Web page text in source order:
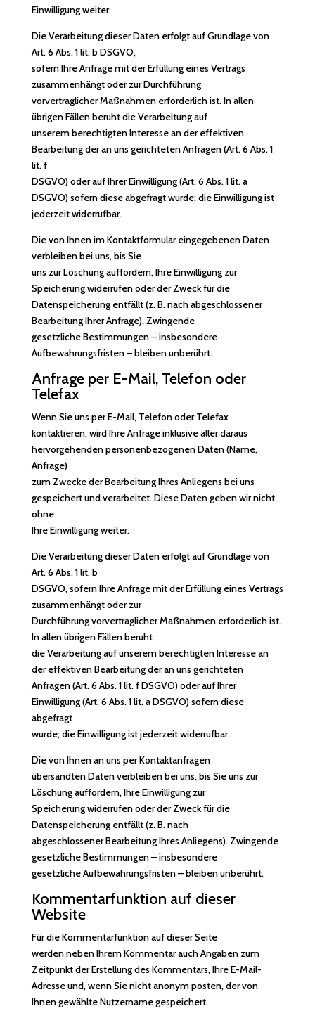
Einwilligung weiter.
Die Verarbeitung dieser Daten erfolgt auf Grundlage von
Art. 6 Abs. 1 lit. b DSGVO,
sofern Ihre Anfrage mit der Erfüllung eines Vertrags
zusammenhängt oder zur Durchführung
vorvertraglicher Maßnahmen erforderlich ist. In allen
übrigen Fällen beruht die Verarbeitung auf
unserem berechtigten Interesse an der effektiven
Bearbeitung der an uns gerichteten Anfragen (Art. 6 Abs. 1
lit. f
DSGVO) oder auf Ihrer Einwilligung (Art. 6 Abs. 1 lit. a
DSGVO) sofern diese abgefragt wurde; die Einwilligung ist
jederzeit widerrufbar.
Die von Ihnen im Kontaktformular eingegebenen Daten
verbleiben bei uns, bis Sie
uns zur Löschung auffordern, Ihre Einwilligung zur
Speicherung widerrufen oder der Zweck für die
Datenspeicherung entfällt (z. B. nach abgeschlossener
Bearbeitung Ihrer Anfrage). Zwingende
gesetzliche Bestimmungen – insbesondere
Aufbewahrungsfristen – bleiben unberührt.
Anfrage per E-Mail, Telefon oder
Telefax
Wenn Sie uns per E-Mail, Telefon oder Telefax
kontaktieren, wird Ihre Anfrage inklusive aller daraus
hervorgehenden personenbezogenen Daten (Name,
Anfrage)
zum Zwecke der Bearbeitung Ihres Anliegens bei uns
gespeichert und verarbeitet. Diese Daten geben wir nicht
ohne
Ihre Einwilligung weiter.
Die Verarbeitung dieser Daten erfolgt auf Grundlage von
Art. 6 Abs. 1 lit. b
DSGVO, sofern Ihre Anfrage mit der Erfüllung eines Vertrags
zusammenhängt oder zur
Durchführung vorvertraglicher Maßnahmen erforderlich ist.
In allen übrigen Fällen beruht
die Verarbeitung auf unserem berechtigten Interesse an
der effektiven Bearbeitung der an uns gerichteten
Anfragen (Art. 6 Abs. 1 lit. f DSGVO) oder auf Ihrer
Einwilligung (Art. 6 Abs. 1 lit. a DSGVO) sofern diese
abgefragt
wurde; die Einwilligung ist jederzeit widerrufbar.
Die von Ihnen an uns per Kontaktanfragen
übersandten Daten verbleiben bei uns, bis Sie uns zur
Löschung auffordern, Ihre Einwilligung zur
Speicherung widerrufen oder der Zweck für die
Datenspeicherung entfällt (z. B. nach
abgeschlossener Bearbeitung Ihres Anliegens). Zwingende
gesetzliche Bestimmungen – insbesondere
gesetzliche Aufbewahrungsfristen – bleiben unberührt.
Kommentar­funktion auf dieser
Website
Für die Kommentarfunktion auf dieser Seite
werden neben Ihrem Kommentar auch Angaben zum
Zeitpunkt der Erstellung des Kommentars, Ihre E-Mail-
Adresse und, wenn Sie nicht anonym posten, der von
Ihnen gewählte Nutzername gespeichert.